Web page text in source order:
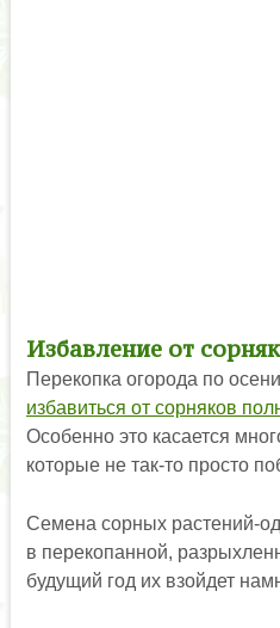
Избавление от
Перекопка огорода по
избавиться от сорняков
Особенно это касается
которые не так-то просто
Семена сорных растений-
в перекопанной,
будущий год их взойдет